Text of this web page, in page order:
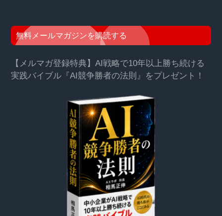
無料メールマガジンを購読する
【メルマガ登録特典】AI戦略で10年以上勝ち続ける
実践バイブル『AI競争勝者の法則』をプレゼント！